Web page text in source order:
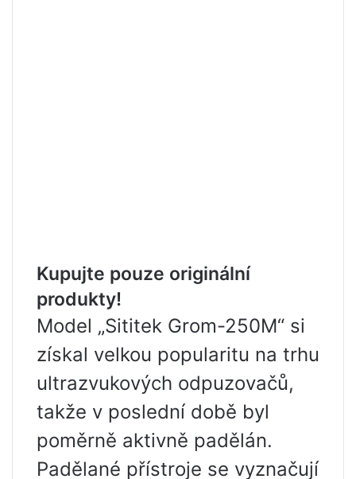
Kupujte pouze originální
produkty!
Model „Sititek Grom-250M“ si
získal velkou popularitu na trhu
ultrazvukových odpuzovačů,
takže v poslední době byl
poměrně aktivně padělán.
Padělané přístroje se vyznačují